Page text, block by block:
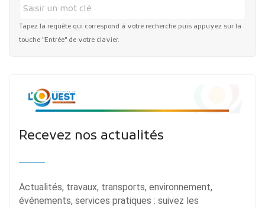
Tapez la requête qui correspond à votre recherche puis appuyez sur la
touche "Entrée" de votre clavier.
Recevez nos actualités
Actualités, travaux, transports, environnement,
événements, services pratiques : suivez les